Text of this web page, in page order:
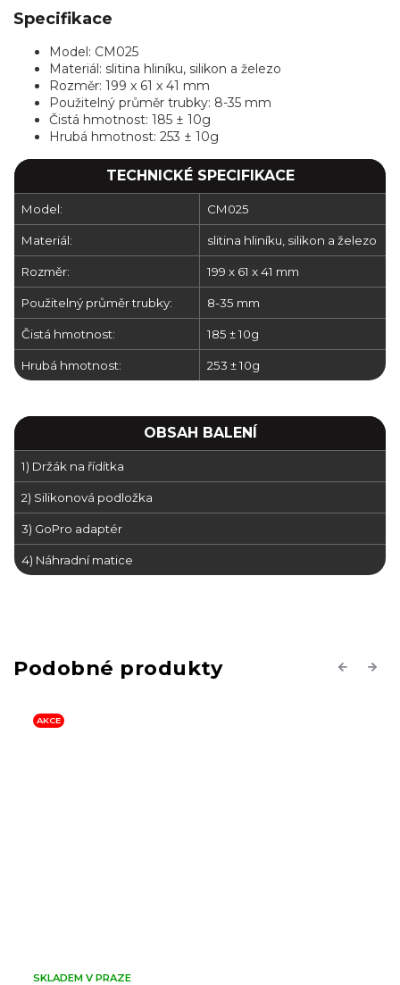
Specifikace
Model: CM025
Materiál: slitina hliníku, silikon a železo
Rozměr: 199 x 61 x 41 mm
Použitelný průměr trubky: 8-35 mm
Čistá hmotnost: 185 ± 10g
Hrubá hmotnost: 253 ± 10g
TECHNICKÉ SPECIFIKACE
Model: CM025
Materiál: slitina hliníku, silikon a železo
Rozměr: 199 x 61 x 41 mm
Použitelný průměr trubky: 8-35 mm
Čistá hmotnost: 185 ± 10g
Hrubá hmotnost: 253 ± 10g
OBSAH BALENÍ
1) Držák na řídítka
2) Silikonová podložka
3) GoPro adaptér
4) Náhradní matice
Previous
AKCE
SKLADEM V PRAZE
Next